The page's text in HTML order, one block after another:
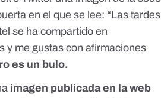
en el que se lee: “Las tardes
se ha compartido en
y me gustas con afirmaciones
es un bulo.
imagen publicada en la web